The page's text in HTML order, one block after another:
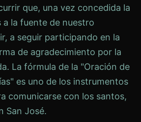
que, una vez concedida la
a la fuente de nuestro
a seguir participando en la
de agradecimiento por la
La fórmula de la "Oración de
es uno de los instrumentos
comunicarse con los santos,
San José.